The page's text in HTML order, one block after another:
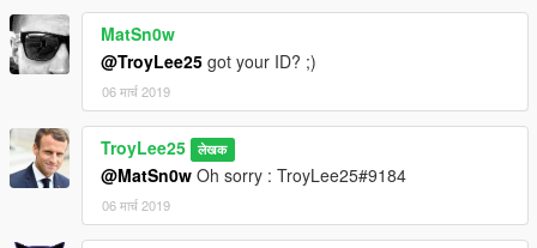
MatSn0w
@TroyLee25 got your ID? ;)
06 मार्च 2019
TroyLee25 लेखक
@MatSn0w Oh sorry : TroyLee25#9184
06 मार्च 2019